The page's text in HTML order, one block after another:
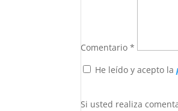
Comentario*
He leído y acepto la
Si usted realiza